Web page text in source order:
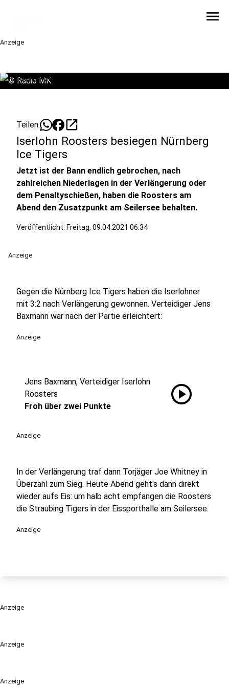
menu
Anzeige
Anzeige
Anzeige
© Radio MK
Teilen: open_in_new
Iserlohn Roosters besiegen Nürnberg
Ice Tigers
Jetzt ist der Bann endlich gebrochen, nach
zahlreichen Niederlagen in der Verlängerung oder
dem Penaltyschießen, haben die Roosters am
Abend den Zusatzpunkt am Seilersee behalten.
Veröffentlicht: Freitag, 09.04.2021 06:34
Anzeige
Gegen die Nürnberg Ice Tigers haben die Iserlohner
mit 3:2 nach Verlängerung gewonnen. Verteidiger Jens
Baxmann war nach der Partie erleichtert:
Anzeige
Jens Baxmann, Verteidiger Iserlohn
Roosters
Froh über zwei Punkte
play_circle
Anzeige
In der Verlängerung traf dann Torjäger Joe Whitney in
Überzahl zum Sieg. Heute Abend geht's dann direkt
wieder aufs Eis: um halb acht empfangen die Roosters
die Straubing Tigers in der Eissporthalle am Seilersee.
Anzeige
Anzeige